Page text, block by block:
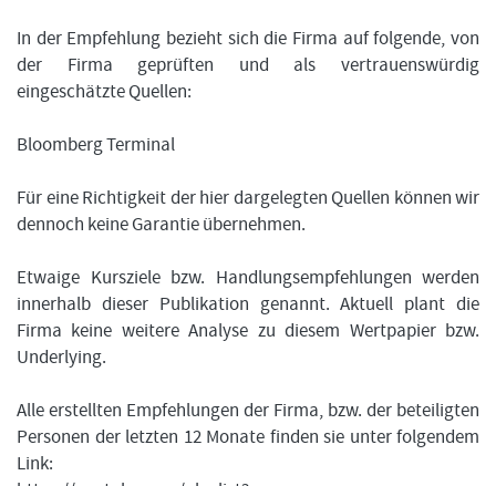
In der Empfehlung bezieht sich die Firma auf folgende, von
der Firma geprüften und als vertrauenswürdig
eingeschätzte Quellen:
Bloomberg Terminal
Für eine Richtigkeit der hier dargelegten Quellen können wir
dennoch keine Garantie übernehmen.
Etwaige Kursziele bzw. Handlungsempfehlungen werden
innerhalb dieser Publikation genannt. Aktuell plant die
Firma keine weitere Analyse zu diesem Wertpapier bzw.
Underlying.
Alle erstellten Empfehlungen der Firma, bzw. der beteiligten
Personen der letzten 12 Monate finden sie unter folgendem
Link: